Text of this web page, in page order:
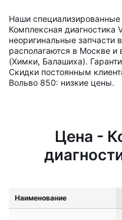
Наши
Комплексная диагностика
неоригинальные запчасти
располагаются в Москве
(Химки, Балашиха).
Скидки постоянным
Вольво 850: низкие цены.
Цена -
Наименование